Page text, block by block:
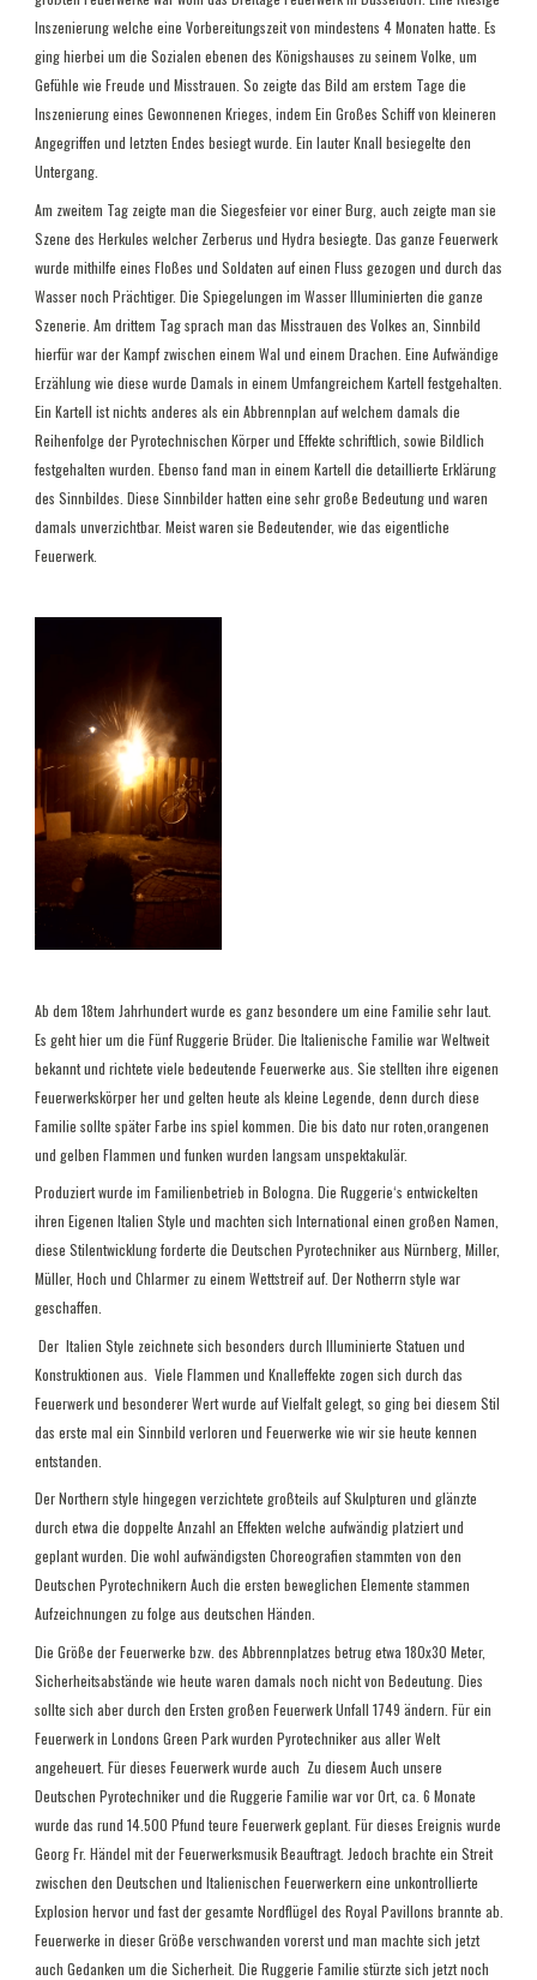
Inszenierung welche eine Vorbereitungszeit von mindestens 4 Monaten hatte. Es
ging hierbei um die Sozialen ebenen des Königshauses zu seinem Volke, um
Gefühle wie Freude und Misstrauen. So zeigte das Bild am erstem Tage die
Inszenierung eines Gewonnenen Krieges, indem Ein Großes Schiff von kleineren
Angegriffen und letzten Endes besiegt wurde. Ein lauter Knall besiegelte den
Untergang.
Am zweitem Tag zeigte man die Siegesfeier vor einer Burg, auch zeigte man sie
Szene des Herkules welcher Zerberus und Hydra besiegte. Das ganze Feuerwerk
wurde mithilfe eines Floßes und Soldaten auf einen Fluss gezogen und durch das
Wasser noch Prächtiger. Die Spiegelungen im Wasser Illuminierten die ganze
Szenerie. Am drittem Tag sprach man das Misstrauen des Volkes an, Sinnbild
hierfür war der Kampf zwischen einem Wal und einem Drachen. Eine Aufwändige
Erzählung wie diese wurde Damals in einem Umfangreichem Kartell festgehalten.
Ein Kartell ist nichts anderes als ein Abbrennplan auf welchem damals die
Reihenfolge der Pyrotechnischen Körper und Effekte schriftlich, sowie Bildlich
festgehalten wurden. Ebenso fand man in einem Kartell die detaillierte Erklärung
des Sinnbildes. Diese Sinnbilder hatten eine sehr große Bedeutung und waren
damals unverzichtbar. Meist waren sie Bedeutender, wie das eigentliche
Feuerwerk.
Ab dem 18tem Jahrhundert wurde es ganz besondere um eine Familie sehr laut.
Es geht hier um die Fünf Ruggerie Brüder. Die Italienische Familie war Weltweit
bekannt und richtete viele bedeutende Feuerwerke aus. Sie stellten ihre eigenen
Feuerwerkskörper her und gelten heute als kleine Legende, denn durch diese
Familie sollte später Farbe ins spiel kommen. Die bis dato nur roten,orangenen
und gelben Flammen und funken wurden langsam unspektakulär.
Produziert wurde im Familienbetrieb in Bologna. Die Ruggerie‘s entwickelten
ihren Eigenen Italien Style und machten sich International einen großen Namen,
diese Stilentwicklung forderte die Deutschen Pyrotechniker aus Nürnberg, Miller,
Müller, Hoch und Chlarmer zu einem Wettstreif auf. Der Notherrn style war
geschaffen.
Der Italien Style zeichnete sich besonders durch Illuminierte Statuen und
Konstruktionen aus. Viele Flammen und Knalleffekte zogen sich durch das
Feuerwerk und besonderer Wert wurde auf Vielfalt gelegt, so ging bei diesem Stil
das erste mal ein Sinnbild verloren und Feuerwerke wie wir sie heute kennen
entstanden.
Der Northern style hingegen verzichtete großteils auf Skulpturen und glänzte
durch etwa die doppelte Anzahl an Effekten welche aufwändig platziert und
geplant wurden. Die wohl aufwändigsten Choreografien stammten von den
Deutschen Pyrotechnikern Auch die ersten beweglichen Elemente stammen
Aufzeichnungen zu folge aus deutschen Händen.
Die Größe der Feuerwerke bzw. des Abbrennplatzes betrug etwa 180x30 Meter,
Sicherheitsabstände wie heute waren damals noch nicht von Bedeutung. Dies
sollte sich aber durch den Ersten großen Feuerwerk Unfall 1749 ändern. Für ein
Feuerwerk in Londons Green Park wurden Pyrotechniker aus aller Welt
angeheuert. Für dieses Feuerwerk wurde auch Zu diesem Auch unsere
Deutschen Pyrotechniker und die Ruggerie Familie war vor Ort, ca. 6 Monate
wurde das rund 14.500 Pfund teure Feuerwerk geplant. Für dieses Ereignis wurde
Georg Fr. Händel mit der Feuerwerksmusik Beauftragt. Jedoch brachte ein Streit
zwischen den Deutschen und Italienischen Feuerwerkern eine unkontrollierte
Explosion hervor und fast der gesamte Nordflügel des Royal Pavillons brannte ab.
Feuerwerke in dieser Größe verschwanden vorerst und man machte sich jetzt
auch Gedanken um die Sicherheit. Die Ruggerie Familie stürzte sich jetzt noch